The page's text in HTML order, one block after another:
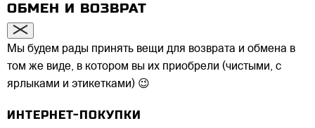
ОБМЕН И ВОЗВРАТ
Мы будем рады принять вещи для возврата и обмена в
том же виде, в котором вы их приобрели (чистыми, с
ярлыками и этикетками) 😉
ИНТЕРНЕТ-ПОКУПКИ